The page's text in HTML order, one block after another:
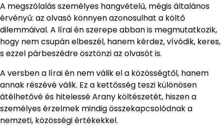
A megszólalás személyes hangvételű, mégis általános
érvényű: az olvasó könnyen azonosulhat a költő
dilemmáival. A lírai én szerepe abban is megmutatkozik,
hogy nem csupán elbeszél, hanem kérdez, vívódik, keres,
s ezzel párbeszédre ösztönzi az olvasót is.
A versben a lírai én nem válik el a közösségtől, hanem
annak részévé válik. Ez a kettősség teszi különösen
átélhetővé és hitelessé Arany költészetét, hiszen a
személyes érzelmek mindig összekapcsolódnak a
nemzeti, közösségi értékekkel.